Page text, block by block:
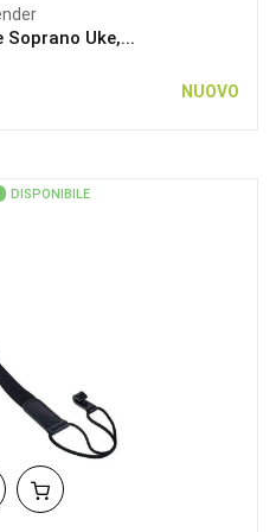
Soprano Uke,...
NUOVO
DISPONIBILE